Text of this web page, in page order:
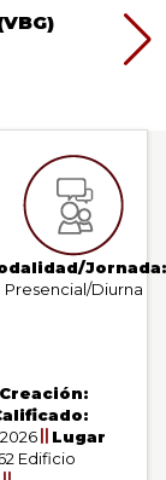
Jornada:
Presencial/Diurna
Lugar
Edificio